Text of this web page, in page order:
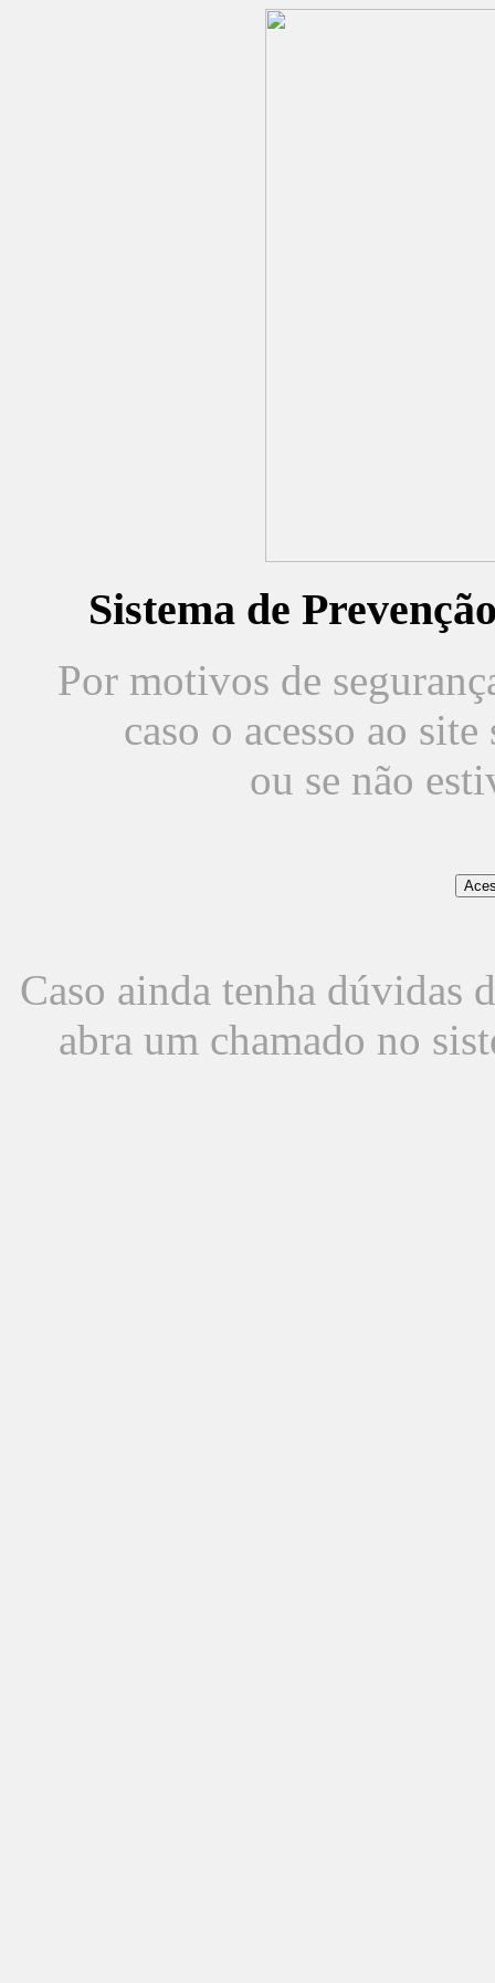
Sistema de
Por motivos de
caso o acesso ao
ou se não
Caso ainda tenha dúvidas
abra um chamado no